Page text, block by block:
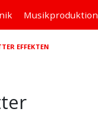
Musikproduktion
EFFEKTEN